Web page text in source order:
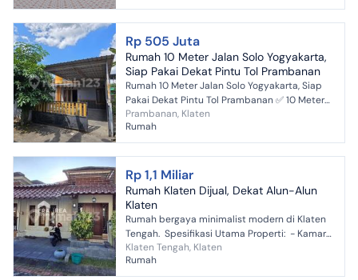
Rp 505 Juta
Rumah 10 Meter Jalan Solo Yogyakarta,
Siap Pakai Dekat Pintu Tol Prambanan
Rumah 10 Meter Jalan Solo Yogyakarta, Siap
Pakai Dekat Pintu Tol Prambanan ✅ 10 Meter
Jalan Solo ✅ 100 Meter RS PKU PRAMBANAN ✅
3 Menit Pint...
Prambanan, Klaten
Rumah
Rp 1,1 Miliar
Rumah Klaten Dijual, Dekat Alun-Alun
Klaten
Rumah bergaya minimalist modern di Klaten
Tengah. Spesifikasi Utama Properti: - Kamar
Klaten Tengah, Klaten
Rumah